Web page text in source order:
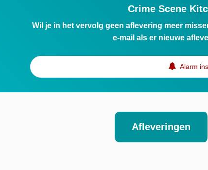
Crime Scene
Wil je in het vervolg geen aflevering meer
e-mail als er nieuwe
Alarm
Afleveringen